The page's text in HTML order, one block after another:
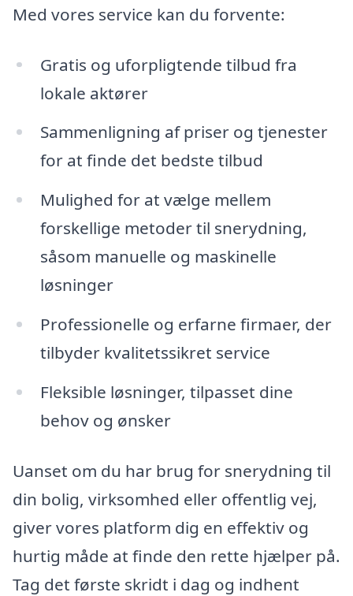
Med vores service kan du forvente:
Gratis og uforpligtende tilbud fra
lokale aktører
Sammenligning af priser og tjenester
for at finde det bedste tilbud
Mulighed for at vælge mellem
forskellige metoder til snerydning,
såsom manuelle og maskinelle
løsninger
Professionelle og erfarne firmaer, der
tilbyder kvalitetssikret service
Fleksible løsninger, tilpasset dine
behov og ønsker
Uanset om du har brug for snerydning til
din bolig, virksomhed eller offentlig vej,
giver vores platform dig en effektiv og
hurtig måde at finde den rette hjælper på.
Tag det første skridt i dag og indhent